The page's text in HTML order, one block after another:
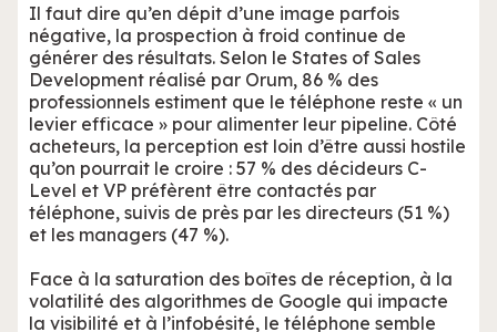
Il faut dire qu’en dépit d’une image parfois
négative, la prospection à froid continue de
générer des résultats. Selon le States of Sales
Development réalisé par Orum, 86 % des
professionnels estiment que le téléphone reste « un
levier efficace » pour alimenter leur pipeline. Côté
acheteurs, la perception est loin d’être aussi hostile
qu’on pourrait le croire : 57 % des décideurs C-
Level et VP préfèrent être contactés par
téléphone, suivis de près par les directeurs (51 %)
et les managers (47 %).
Face à la saturation des boîtes de réception, à la
volatilité des algorithmes de Google qui impacte
la visibilité et à l’infobésité, le téléphone semble